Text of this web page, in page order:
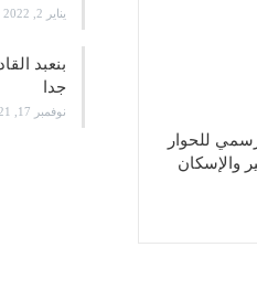
للحوار
والإسكان
يناير 2, 2022
بنعبد
جدا
نوفمبر 17, 2021